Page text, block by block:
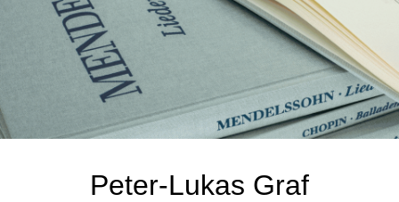
Peter-Lukas Graf